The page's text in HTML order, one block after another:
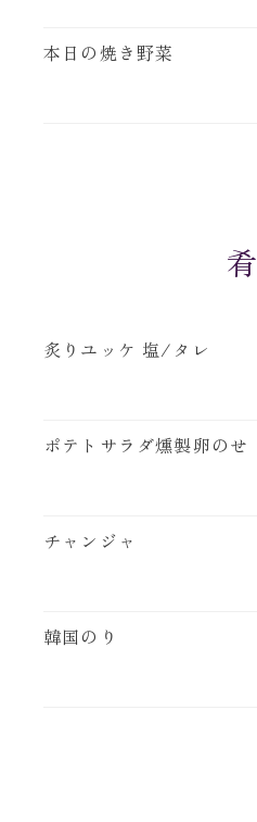
本日の焼き野菜
肴
炙りユッケ 塩/タレ
ポテトサラダ燻製卵のせ
チャンジャ
韓国のり